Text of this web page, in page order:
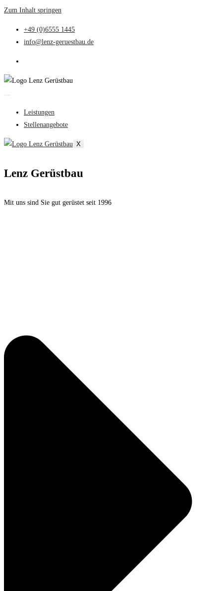
Zum Inhalt springen
+49 (0)6555 1445
info@lenz-geruestbau.de
Leistungen
Stellenangebote
X
Lenz Gerüstbau
Mit uns sind Sie gut gerüstet seit 1996